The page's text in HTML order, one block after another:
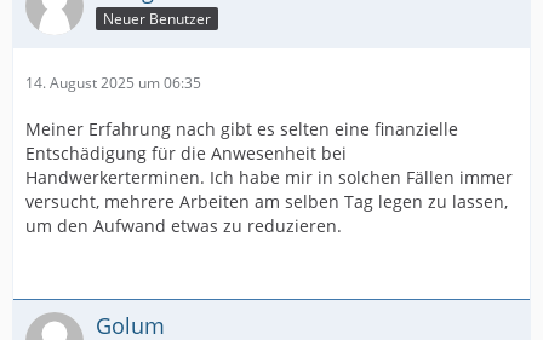
Neuer Benutzer
14. August 2025 um 06:35
Meiner Erfahrung nach gibt es selten eine finanzielle
Entschädigung für die Anwesenheit bei
Handwerkerterminen. Ich habe mir in solchen Fällen immer
versucht, mehrere Arbeiten am selben Tag legen zu lassen,
um den Aufwand etwas zu reduzieren.
Golum